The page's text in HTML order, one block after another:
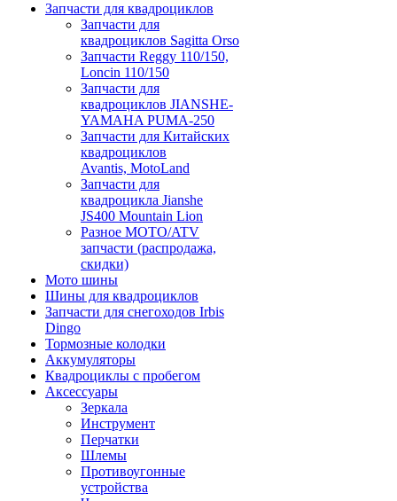
Запчасти для квадроциклов
Запчасти для
квадроциклов Sagitta Orso
Запчасти Reggy 110/150,
Loncin 110/150
Запчасти для
квадроциклов JIANSHE-
YAMAHA PUMA-250
Запчасти для Китайских
квадроциклов
Avantis, MotoLand
Запчасти для
квадроцикла Jianshe
JS400 Mountain Lion
Разное МОТО/ATV
запчасти (распродажа,
скидки)
Мото шины
Шины для квадроциклов
Запчасти для снегоходов Irbis
Dingo
Тормозные колодки
Аккумуляторы
Квадроциклы с пробегом
Аксессуары
Зеркала
Инструмент
Перчатки
Шлемы
Противоугонные
устройства